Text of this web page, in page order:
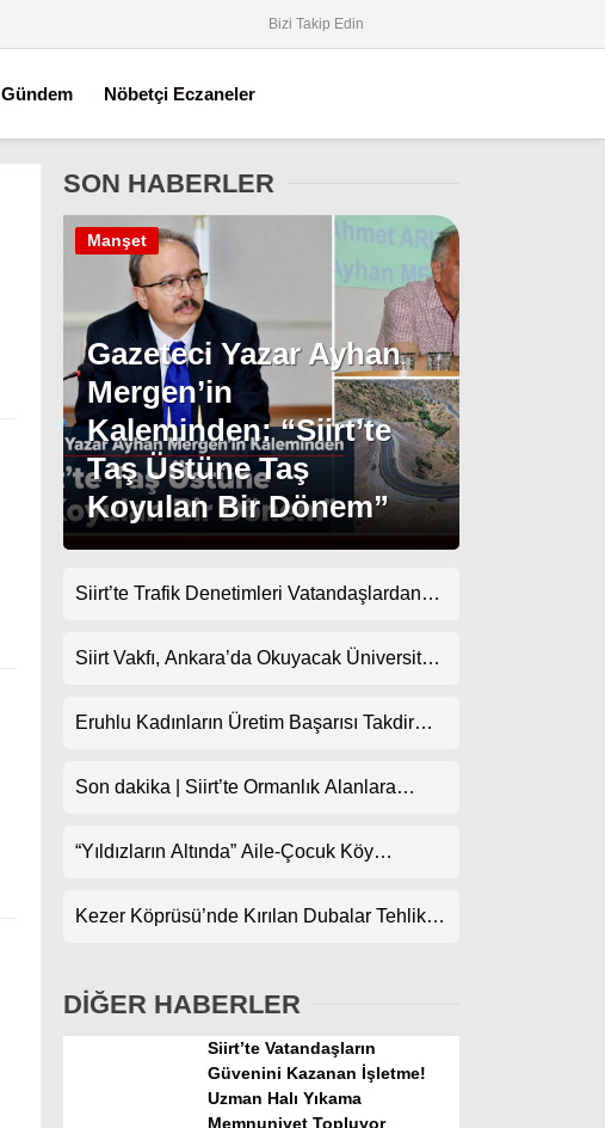
Gündem
Ekonomi
Spor
Bizi Takip Edin
Gündem Nöbetçi Eczaneler
SON HABERLER
Gazeteci Yazar Ayhan
Mergen’in
Kaleminden: “Siirt’te
Taş Üstüne Taş
Koyulan Bir Dönem”
Manşet
Siirt’te Trafik Denetimleri Vatandaşlardan
Siirt Vakfı, Ankara’da Okuyacak Üniversite
Eruhlu Kadınların Üretim Başarısı Takdir
Son dakika | Siirt’te Ormanlık Alanlara
“Yıldızların Altında” Aile-Çocuk Köy
Köylerindeki Çocuklarla Buluşuyor
Kezer Köprüsü’nde Kırılan Dubalar Tehlike
DİĞER HABERLER
Siirt’te Vatandaşların
Güvenini Kazanan İşletme!
Uzman Halı Yıkama
Memnuniyet Topluyor